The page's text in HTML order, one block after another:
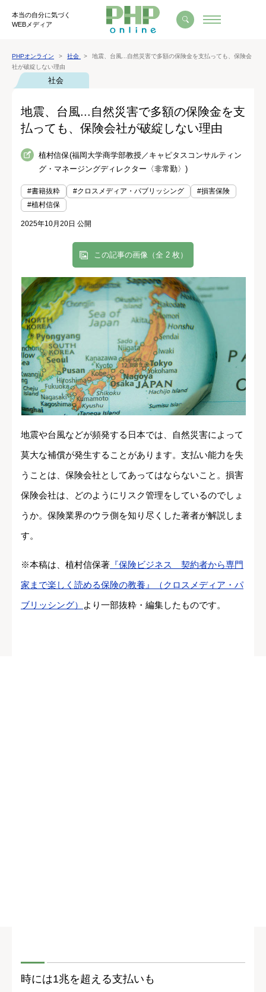
本当の自分に気づく
WEBメディア
PHPオンライン 社会
地震、台風...自然災害で多額の保険金を支払っても、保険会
社が破綻しない理由
社会
地震、台風...自然災害で多額の保険金を支
払っても、保険会社が破綻しない理由
植村信保(福岡大学商学部教授／キャピタスコンサルティン
グ・マネージングディレクター〈非常勤〉)
#書籍抜粋 #クロスメディア・パブリッシング
#損害保険
#植村信保
2025年10月20日 公開
この記事の画像（全 2 枚）
地震や台風などが頻発する日本では、自然災害によって
莫大な補償が発生することがあります。支払い能力を失
うことは、保険会社としてあってはならないこと。損害
保険会社は、どのようにリスク管理をしているのでしょ
うか。保険業界のウラ側を知り尽くした著者が解説しま
す。
※本稿は、植村信保著 『保険ビジネス 契約者から専門
家まで楽しく読める保険の教養』（クロスメディア・パ
ブリッシング）
より一部抜粋・編集したものです。
時には1兆を超える支払いも